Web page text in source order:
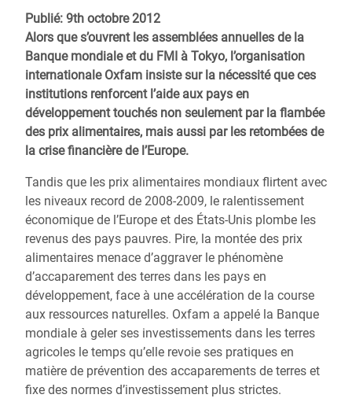
Publié: 9th octobre 2012
Alors que s’ouvrent les assemblées annuelles de la
Banque mondiale et du FMI à Tokyo, l’organisation
internationale Oxfam insiste sur la nécessité que ces
institutions renforcent l’aide aux pays en
développement touchés non seulement par la flambée
des prix alimentaires, mais aussi par les retombées de
la crise financière de l’Europe.
Tandis que les prix alimentaires mondiaux flirtent avec
les niveaux record de 2008-2009, le ralentissement
économique de l’Europe et des États-Unis plombe les
revenus des pays pauvres. Pire, la montée des prix
alimentaires menace d’aggraver le phénomène
d’accaparement des terres dans les pays en
développement, face à une accélération de la course
aux ressources naturelles. Oxfam a appelé la Banque
mondiale à geler ses investissements dans les terres
agricoles le temps qu’elle revoie ses pratiques en
matière de prévention des accaparements de terres et
fixe des normes d’investissement plus strictes.